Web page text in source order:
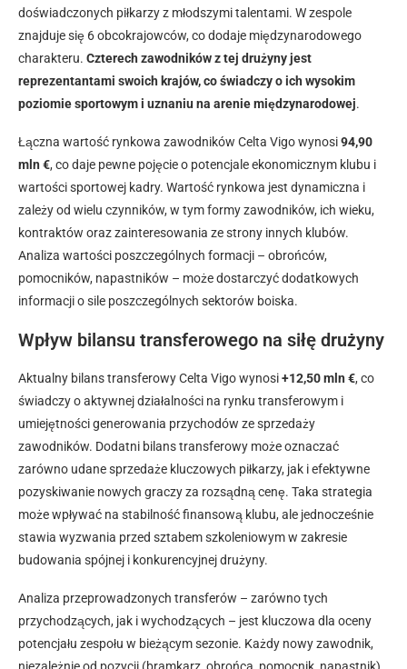
doświadczonych piłkarzy z młodszymi talentami. W zespole
znajduje się 6 obcokrajowców, co dodaje międzynarodowego
charakteru. Czterech zawodników z tej drużyny jest
reprezentantami swoich krajów, co świadczy o ich wysokim
poziomie sportowym i uznaniu na arenie międzynarodowej.
Łączna wartość rynkowa zawodników Celta Vigo wynosi94,90
mln €, co daje pewne pojęcie o potencjale ekonomicznym klubu i
wartości sportowej kadry. Wartość rynkowa jest dynamiczna i
zależy od wielu czynników, w tym formy zawodników, ich wieku,
kontraktów oraz zainteresowania ze strony innych klubów.
Analiza wartości poszczególnych formacji – obrońców,
pomocników, napastników – może dostarczyć dodatkowych
informacji o sile poszczególnych sektorów boiska.
Wpływ bilansu transferowego na siłę drużyny
Aktualny bilans transferowy Celta Vigo wynosi+12,50 mln €, co
świadczy o aktywnej działalności na rynku transferowym i
umiejętności generowania przychodów ze sprzedaży
zawodników. Dodatni bilans transferowy może oznaczać
zarówno udane sprzedaże kluczowych piłkarzy, jak i efektywne
pozyskiwanie nowych graczy za rozsądną cenę. Taka strategia
może wpływać na stabilność finansową klubu, ale jednocześnie
stawia wyzwania przed sztabem szkoleniowym w zakresie
budowania spójnej i konkurencyjnej drużyny.
Analiza przeprowadzonych transferów – zarówno tych
przychodzących, jak i wychodzących – jest kluczowa dla oceny
potencjału zespołu w bieżącym sezonie. Każdy nowy zawodnik,
niezależnie od pozycji (bramkarz, obrońca, pomocnik, napastnik),